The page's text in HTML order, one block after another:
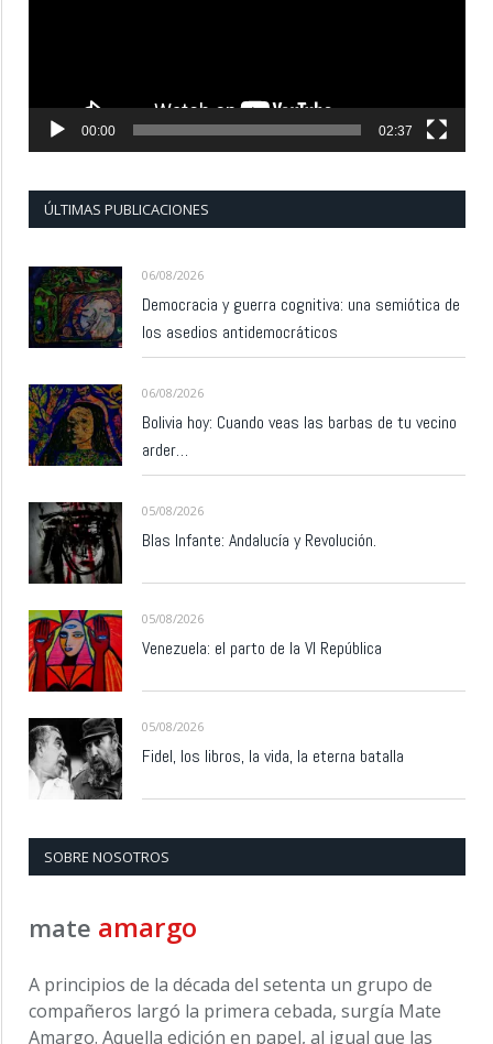
00:00 02:37
ÚLTIMAS PUBLICACIONES
06/08/2026
Democracia y guerra cognitiva: una semiótica de
los asedios antidemocráticos
06/08/2026
Bolivia hoy: Cuando veas las barbas de tu vecino
arder…
05/08/2026
Blas Infante: Andalucía y Revolución.
05/08/2026
Venezuela: el parto de la VI República
05/08/2026
Fidel, los libros, la vida, la eterna batalla
SOBRE NOSOTROS
mate amargo
A principios de la década del setenta un grupo de
compañeros largó la primera cebada, surgía Mate
Amargo. Aquella edición en papel, al igual que las